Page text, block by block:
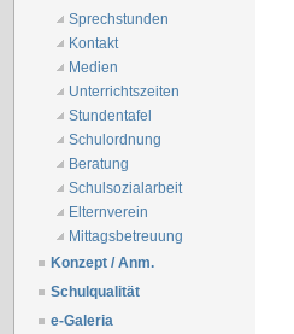
Sprechstunden
Kontakt
Medien
Unterrichtszeiten
Stundentafel
Schulordnung
Beratung
Schulsozialarbeit
Elternverein
Mittagsbetreuung
Konzept / Anm.
Schulqualität
e-Galeria